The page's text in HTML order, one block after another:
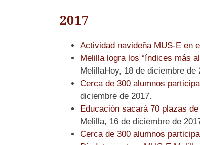
2017
Actividad navideña MUS-E en
Melilla logra los “índices más
MelillaHoy, 18 de diciembre de
Cerca de 300 alumnos
diciembre de 2017.
Educación sacará 70 plazas
Melilla, 16 de diciembre de
Cerca de 300 alumnos